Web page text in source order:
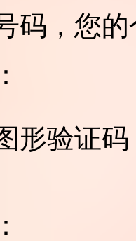
码，您
形验证码